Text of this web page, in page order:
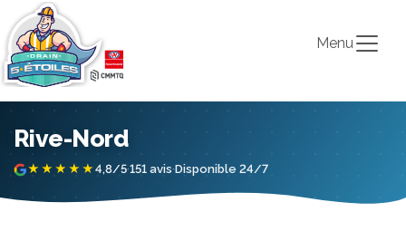
Menu
Rive-Nord
★★★★★ 4,8/5·151 avis·Disponible 24/7